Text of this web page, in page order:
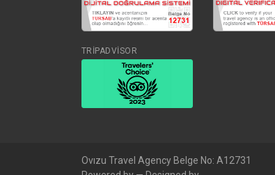
TRİPADVİSOR
Ovızu Travel Agency Belge No: A12731